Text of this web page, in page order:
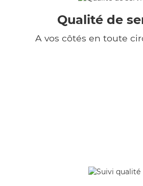
Qualité de
A vos côtés en toute